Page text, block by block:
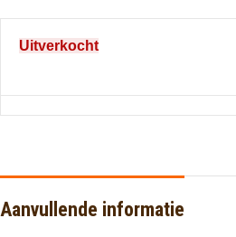
Uitverkocht
Aanvullende informatie